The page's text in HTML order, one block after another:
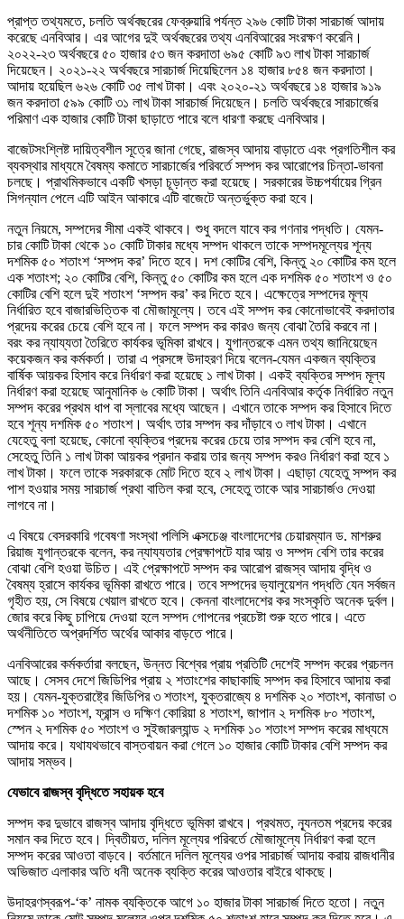
প্রাপ্ত তথ্যমতে, চলতি অর্থবছরের ফেব্রুয়ারি পর্যন্ত ২৯৬ কোটি টাকা সারচার্জ আদায়
করেছে এনবিআর। এর আগের দুই অর্থবছরের তথ্য এনবিআরের সংরক্ষণ করেনি।
২০২২-২৩ অর্থবছরে ৫০ হাজার ৫৩ জন করদাতা ৬৯৫ কোটি ৯৩ লাখ টাকা সারচার্জ
দিয়েছেন। ২০২১-২২ অর্থবছরে সারচার্জ দিয়েছিলেন ১৪ হাজার ৮৫৪ জন করদাতা।
আদায় হয়েছিল ৬২৬ কোটি ৩৫ লাখ টাকা। এবং ২০২০-২১ অর্থবছরে ১৪ হাজার ৯১৯
জন করদাতা ৫৯৯ কোটি ৩১ লাখ টাকা সারচার্জ দিয়েছেন। চলতি অর্থবছরে সারচার্জের
পরিমাণ এক হাজার কোটি টাকা ছাড়াতে পারে বলে ধারণা করছে এনবিআর।
বাজেটসংশ্লিষ্ট দায়িত্বশীল সূত্রে জানা গেছে, রাজস্ব আদায় বাড়াতে এবং প্রগতিশীল কর
ব্যবস্থার মাধ্যমে বৈষম্য কমাতে সারচার্জের পরিবর্তে সম্পদ কর আরোপের চিন্তা-ভাবনা
চলছে। প্রাথমিকভাবে একটি খসড়া চূড়ান্ত করা হয়েছে। সরকারের উচ্চপর্যায়ের গ্রিন
সিগন্যাল পেলে এটি আইন আকারে এটি বাজেটে অন্তর্ভুক্ত করা হবে।
নতুন নিয়মে, সম্পদের সীমা একই থাকবে। শুধু বদলে যাবে কর গণনার পদ্ধতি। যেমন-
চার কোটি টাকা থেকে ১০ কোটি টাকার মধ্যে সম্পদ থাকলে তাকে সম্পদমূল্যের শূন্য
দশমিক ৫০ শতাংশ ‘সম্পদ কর’ দিতে হবে। দশ কোটির বেশি, কিন্তু ২০ কোটির কম হলে
এক শতাংশ; ২০ কোটির বেশি, কিন্তু ৫০ কোটির কম হলে এক দশমিক ৫০ শতাংশ ও ৫০
কোটির বেশি হলে দুই শতাংশ ‘সম্পদ কর’ কর দিতে হবে। এক্ষেত্রে সম্পদের মূল্য
নির্ধারিত হবে বাজারভিত্তিক বা মৌজামূল্যে। তবে এই সম্পদ কর কোনোভাবেই করদাতার
প্রদেয় করের চেয়ে বেশি হবে না। ফলে সম্পদ কর কারও জন্য বোঝা তৈরি করবে না।
বরং কর ন্যায্যতা তৈরিতে কার্যকর ভূমিকা রাখবে। যুগান্তরকে এমন তথ্য জানিয়েছেন
কয়েকজন কর কর্মকর্তা। তারা এ প্রসঙ্গে উদাহরণ দিয়ে বলেন-যেমন একজন ব্যক্তির
বার্ষিক আয়কর হিসাব করে নির্ধারণ করা হয়েছে ১ লাখ টাকা। একই ব্যক্তির সম্পদ মূল্য
নির্ধারণ করা হয়েছে আনুমানিক ৬ কোটি টাকা। অর্থাৎ তিনি এনবিআর কর্তৃক নির্ধারিত নতুন
সম্পদ করের প্রথম ধাপ বা স্লাবের মধ্যে আছেন। এখানে তাকে সম্পদ কর হিসাবে দিতে
হবে শূন্য দশমিক ৫০ শতাংশ। অর্থাৎ তার সম্পদ কর দাঁড়াবে ৩ লাখ টাকা। এখানে
যেহেতু বলা হয়েছে, কোনো ব্যক্তির প্রদেয় করের চেয়ে তার সম্পদ কর বেশি হবে না,
সেহেতু তিনি ১ লাখ টাকা আয়কর প্রদান করায় তার জন্য সম্পদ করও নির্ধারণ করা হবে ১
লাখ টাকা। ফলে তাকে সরকারকে মোট দিতে হবে ২ লাখ টাকা। এছাড়া যেহেতু সম্পদ কর
পাশ হওয়ার সময় সারচার্জ প্রথা বাতিল করা হবে, সেহেতু তাকে আর সারচার্জও দেওয়া
লাগবে না।
এ বিষয়ে বেসরকারি গবেষণা সংস্থা পলিসি এক্সচেঞ্জ বাংলাদেশের চেয়ারম্যান ড. মাশরুর
রিয়াজ যুগান্তরকে বলেন, কর ন্যায্যতার প্রেক্ষাপটে যার আয় ও সম্পদ বেশি তার করের
বোঝা বেশি হওয়া উচিত। এই প্রেক্ষাপটে সম্পদ কর আরোপ রাজস্ব আদায় বৃদ্ধি ও
বৈষম্য হ্রাসে কার্যকর ভূমিকা রাখতে পারে। তবে সম্পদের ভ্যালুয়েশন পদ্ধতি যেন সর্বজন
গৃহীত হয়, সে বিষয়ে খেয়াল রাখতে হবে। কেননা বাংলাদেশের কর সংস্কৃতি অনেক দুর্বল।
জোর করে কিছু চাপিয়ে দেওয়া হলে সম্পদ গোপনের প্রচেষ্টা শুরু হতে পারে। এতে
অর্থনীতিতে অপ্রদর্শিত অর্থের আকার বাড়তে পারে।
এনবিআরের কর্মকর্তারা বলছেন, উন্নত বিশ্বের প্রায় প্রতিটি দেশেই সম্পদ করের প্রচলন
আছে। সেসব দেশে জিডিপির প্রায় ২ শতাংশের কাছাকাছি সম্পদ কর হিসাবে আদায় করা
হয়। যেমন-যুক্তরাষ্ট্রে জিডিপির ৩ শতাংশ, যুক্তরাজ্যে ৪ দশমিক ২০ শতাংশ, কানাডা ৩
দশমিক ১০ শতাংশ, ফ্রান্স ও দক্ষিণ কোরিয়া ৪ শতাংশ, জাপান ২ দশমিক ৮০ শতাংশ,
স্পেন ২ দশমিক ৫০ শতাংশ ও সুইজারল্যান্ড ২ দশমিক ১০ শতাংশ সম্পদ করের মাধ্যমে
আদায় করে। যথাযথভাবে বাস্তবায়ন করা গেলে ১০ হাজার কোটি টাকার বেশি সম্পদ কর
আদায় সম্ভব।
যেভাবে রাজস্ব বৃদ্ধিতে সহায়ক হবে
সম্পদ কর দুভাবে রাজস্ব আদায় বৃদ্ধিতে ভূমিকা রাখবে। প্রথমত, ন্যূনতম প্রদেয় করের
সমান কর দিতে হবে। দ্বিতীয়ত, দলিল মূল্যের পরিবর্তে মৌজামূল্যে নির্ধারণ করা হলে
সম্পদ করের আওতা বাড়বে। বর্তমানে দলিল মূল্যের ওপর সারচার্জ আদায় করায় রাজধানীর
অভিজাত এলাকার অতি ধনী অনেক ব্যক্তি করের আওতার বাইরে থাকছে।
উদাহরণস্বরূপ-‘ক’ নামক ব্যক্তিকে আগে ১০ হাজার টাকা সারচার্জ দিতে হতো। নতুন